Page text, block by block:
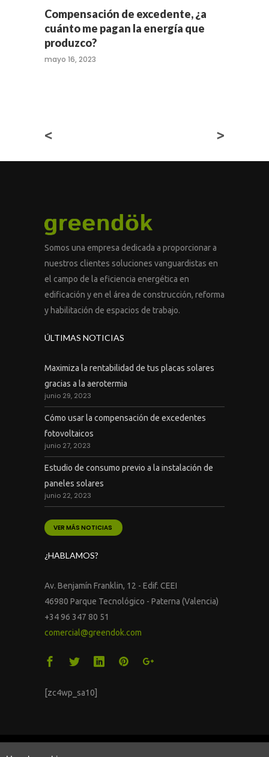
Compensación de excedente, ¿a
cuánto me pagan la energía que
produzco?
mayo 16, 2023
< >
Somos una empresa dedicada a proporcionar a
nuestros clientes soluciones vanguardistas en
el campo de la eficiencia energética en
edificación y en el área de construcción, reforma
y habilitación de espacios de trabajo.
ÚLTIMAS NOTICIAS
Maximiza la rentabilidad de tus placas solares
gracias a la aerotermia
junio 29, 2023
Cómo usar la compensación de excedentes
fotovoltaicos
junio 27, 2023
Estudio de consumo previo a la instalación de
paneles solares
junio 22, 2023
VER MÁS NOTICIAS
¿HABLAMOS?
Av. Benjamín Franklin, 12 - Edif. CEEI
46980 Parque Tecnológico - Paterna (Valencia)
+34 96 347 80 51
comercial@greendok.com
[zc4wp_sa10]